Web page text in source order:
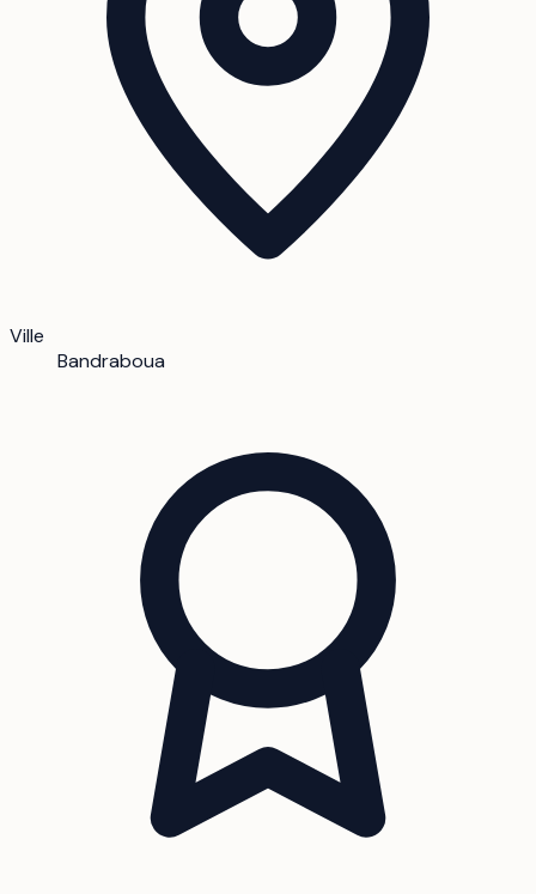
Ville
Bandraboua